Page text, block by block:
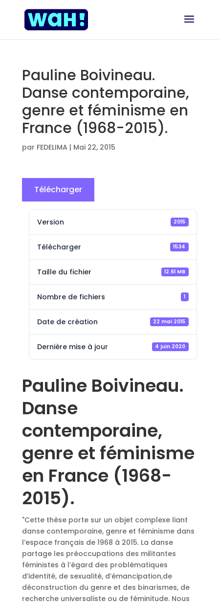
Pauline Boivineau.
Danse contemporaine,
genre et féminisme en
France (1968-2015).
par FEDELIMA | Mai 22, 2015
Télécharger
Version 2015
Télécharger 1534
Taille du fichier 12.61 MB
Nombre de fichiers 1
Date de création 22 mai 2015
Dernière mise à jour 4 juin 2020
Pauline Boivineau.
Danse
contemporaine,
genre et féminisme
en France (1968-
2015).
"Cette thèse porte sur un objet complexe liant
danse contemporaine, genre et féminisme dans
l’espace français de 1968 à 2015. La danse
partage les préoccupations des militantes
féministes à l’égard des problématiques
d’identité, de sexualité, d’émancipation,de
déconstruction du genre et des binarismes, de
recherche universaliste ou de féminitude. Nous